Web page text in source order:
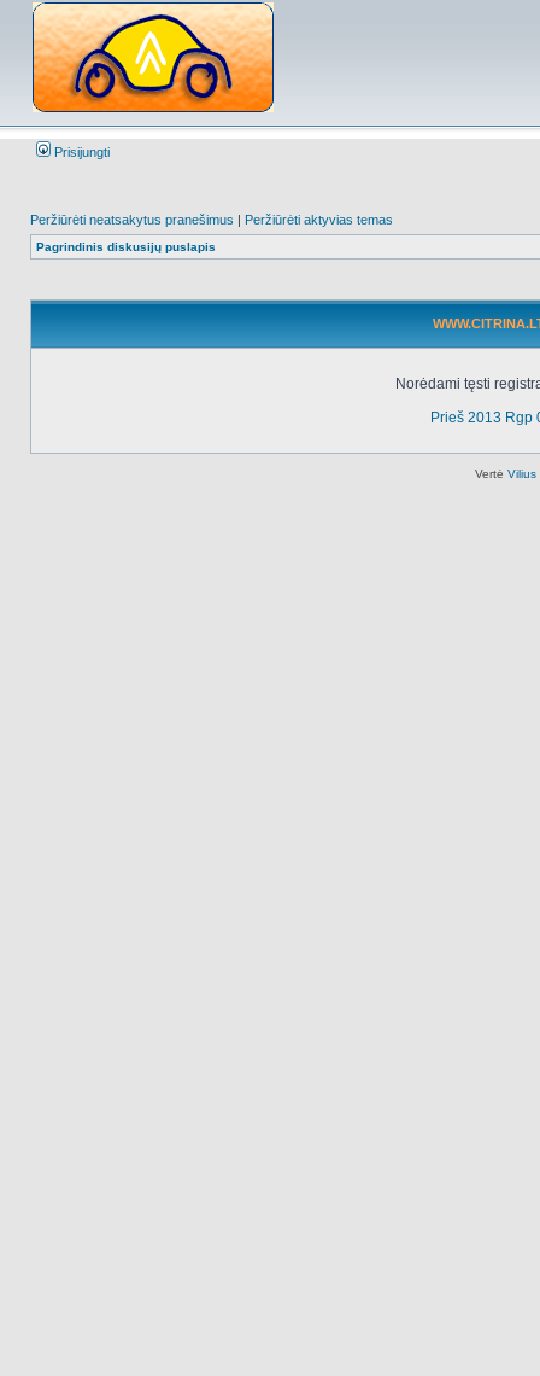
Prisijungti
Peržiūrėti neatsakytus pranešimus | Peržiūrėti aktyvias temas
Pagrindinis diskusijų puslapis
Norėdami tęsti
Prieš 2013 Rgp
Vertė Vilius